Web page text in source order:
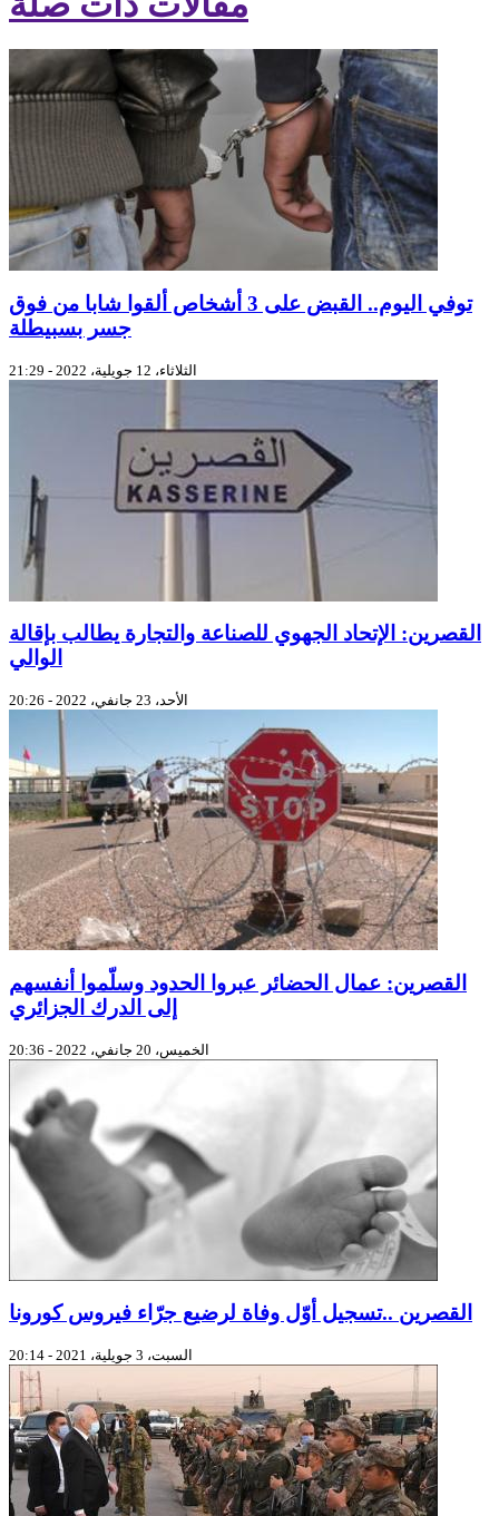
توفي اليوم.. القبض على 3 أشخاص ألقوا شابا من فوق
جسر بسبيطلة
الثلاثاء، 12 جويلية، 2022 - 21:29
القصرين: الإتحاد الجهوي للصناعة والتجارة يطالب بإقالة
الوالي
الأحد، 23 جانفي، 2022 - 20:26
القصرين: عمال الحضائر عبروا الحدود وسلّموا أنفسهم
إلى الدرك الجزائري
الخميس، 20 جانفي، 2022 - 20:36
القصرين ..تسجيل أوّل وفاة لرضيع جرّاء فيروس كورونا
السبت، 3 جويلية، 2021 - 20:14